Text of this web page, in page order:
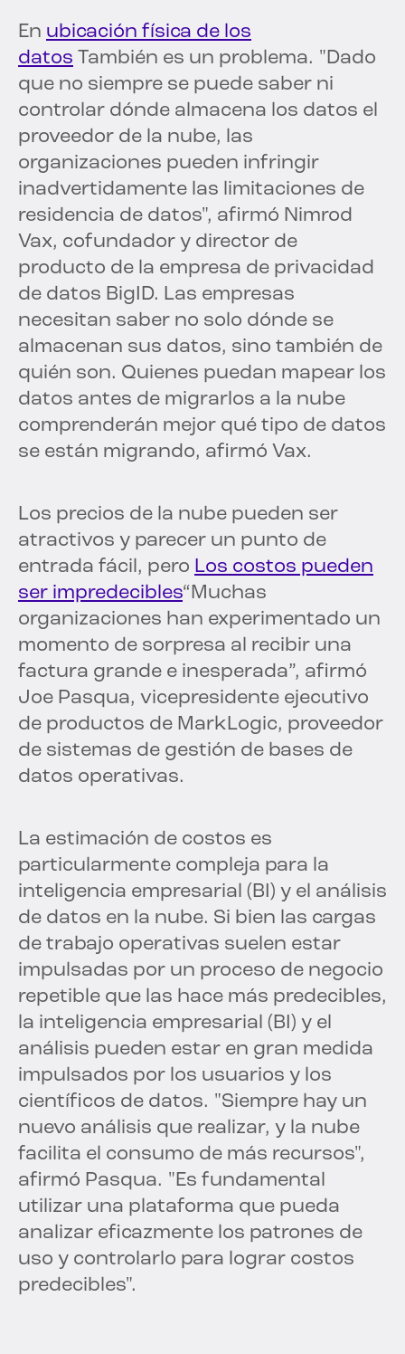
En ubicación física de los
datos También es un problema. "Dado
que no siempre se puede saber ni
controlar dónde almacena los datos el
proveedor de la nube, las
organizaciones pueden infringir
inadvertidamente las limitaciones de
residencia de datos", afirmó Nimrod
Vax, cofundador y director de
producto de la empresa de privacidad
de datos BigID. Las empresas
necesitan saber no solo dónde se
almacenan sus datos, sino también de
quién son. Quienes puedan mapear los
datos antes de migrarlos a la nube
comprenderán mejor qué tipo de datos
se están migrando, afirmó Vax.
Los precios de la nube pueden ser
atractivos y parecer un punto de
entrada fácil, pero Los costos pueden
ser impredecibles“Muchas
organizaciones han experimentado un
momento de sorpresa al recibir una
factura grande e inesperada”, afirmó
Joe Pasqua, vicepresidente ejecutivo
de productos de MarkLogic, proveedor
de sistemas de gestión de bases de
datos operativas.
La estimación de costos es
particularmente compleja para la
inteligencia empresarial (BI) y el análisis
de datos en la nube. Si bien las cargas
de trabajo operativas suelen estar
impulsadas por un proceso de negocio
repetible que las hace más predecibles,
la inteligencia empresarial (BI) y el
análisis pueden estar en gran medida
impulsados por los usuarios y los
científicos de datos. "Siempre hay un
nuevo análisis que realizar, y la nube
facilita el consumo de más recursos",
afirmó Pasqua. "Es fundamental
utilizar una plataforma que pueda
analizar eficazmente los patrones de
uso y controlarlo para lograr costos
predecibles".